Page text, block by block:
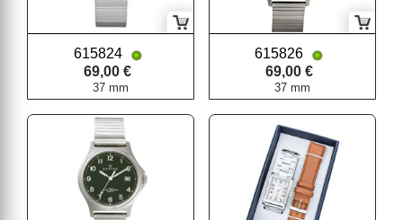
615824
69,00 €
37 mm
615826
69,00 €
37 mm